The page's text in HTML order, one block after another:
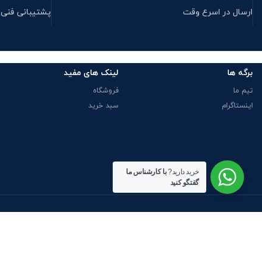
ارسال در اسرع وقت پشتیبانی فنی
برگه ها
تیم ما
اینستاگرام
لینک های مفید
فروشگاه
سبد خرید
خرید دارید?با کارشناس ما
گقتگو کنید